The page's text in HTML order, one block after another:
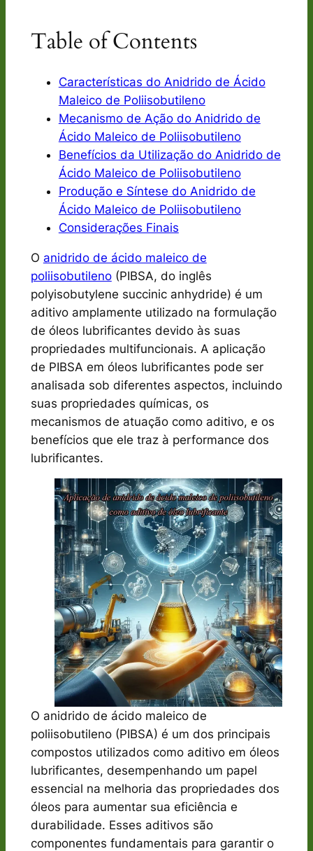
Table of Contents
Características do Anidrido de Ácido
Maleico de Poliisobutileno
Mecanismo de Ação do Anidrido de
Ácido Maleico de Poliisobutileno
Benefícios da Utilização do Anidrido de
Ácido Maleico de Poliisobutileno
Produção e Síntese do Anidrido de
Ácido Maleico de Poliisobutileno
Considerações Finais
O anidrido de ácido maleico de
poliisobutileno(PIBSA, do inglês
polyisobutylene succinic anhydride) é um
aditivo amplamente utilizado na formulação
de óleos lubrificantes devido às suas
propriedades multifuncionais. A aplicação
de PIBSA em óleos lubrificantes pode ser
analisada sob diferentes aspectos, incluindo
suas propriedades químicas, os
mecanismos de atuação como aditivo, e os
benefícios que ele traz à performance dos
lubrificantes.
O anidrido de ácido maleico de
poliisobutileno (PIBSA) é um dos principais
compostos utilizados como aditivo em óleos
lubrificantes, desempenhando um papel
essencial na melhoria das propriedades dos
óleos para aumentar sua eficiência e
durabilidade. Esses aditivos são
componentes fundamentais para garantir o